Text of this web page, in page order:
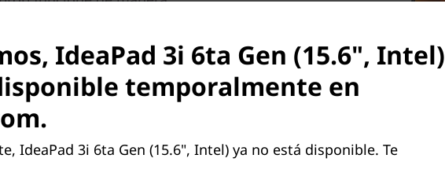
y la
pero no están
la configuración de tu
IdeaPad 3i 6ta Gen (15.6", Intel)
temporalmente en
IdeaPad 3i 6ta Gen (15.6", Intel) ya no está disponible. Te